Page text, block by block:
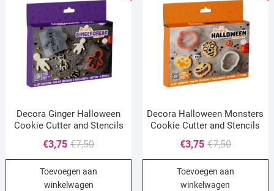
Decora Ginger Halloween
Cookie Cutter and Stencils
€7,50Oorspronkelijke
prijs
was:
€3,75
Huidige
prijs
is:
Toevoegen aan
winkelwagen
Decora Halloween Monsters
Cookie Cutter and Stencils
€7,50
prijs
was:
€3,75
Huidige
prijs
is:
Toevoegen aan
winkelwagen